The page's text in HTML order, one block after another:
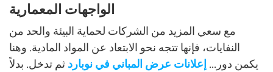
الواجهات المعمارية
مع سعي المزيد من الشركات لحماية البيئة والحد من
النفايات، فإنها تتجه نحو الابتعاد عن المواد المادية. وهنا
يكمن دور... إعلانات عرض المباني في نوبارد ثم تدخل. بدلاً